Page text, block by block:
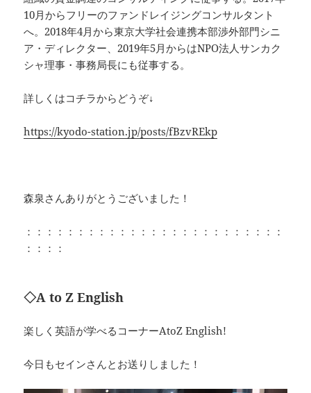
10月からフリーのファンドレイジングコンサルタント
へ。2018年4月から東京大学社会連携本部渉外部門シニ
ア・ディレクター、2019年5月からはNPO法人サンカク
シャ理事・事務局長にも従事する。
詳しくはコチラからどうぞ↓
https://kyodo-station.jp/posts/fBzvREkp
森泉さんありがとうございました！
：：：：：：：：：：：：：：：：：：：：：：：：：
：：：：
◇A to Z English
楽しく英語が学べるコーナーAtoZ English!
今日もセインさんとお送りしました！